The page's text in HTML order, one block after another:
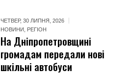
ЧЕТВЕР, 30 ЛИПНЯ, 2026
НОВИНИ
РЕГІОН
На Дніпропетровщині
громадам передали нові
шкільні автобуси